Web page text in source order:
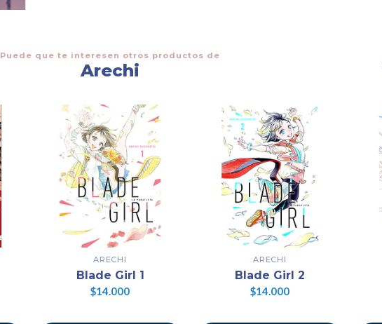
Puede que te interesen otros productos de
Arechi
ARECHI
Blade Girl 1
$14.000
ARECHI
Blade Girl 2
$14.000